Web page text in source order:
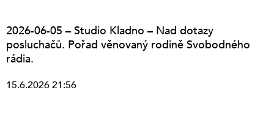
2026-06-05 – Studio Kladno – Nad dotazy
posluchačů. Pořad věnovaný rodině Svobodného
rádia.
15.6.2026 21:56